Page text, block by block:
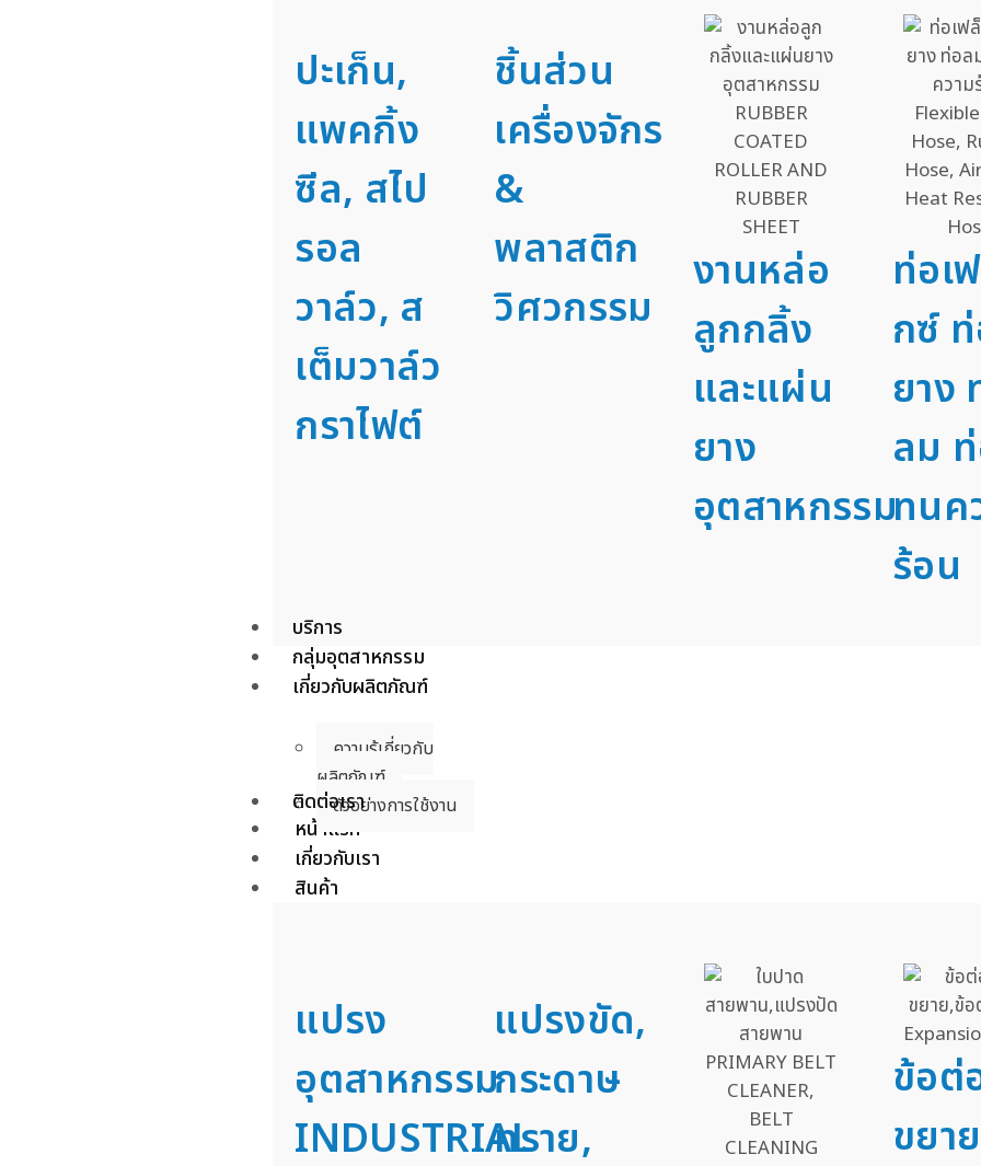
ปะเก็น,
แพคกิ้ง
ซีล, สไป
รอล
วาล์ว, ส
เต็มวาล์ว
กราไฟต์
ชิ้นส่วน
เครื่องจักร
&
พลาสติก
วิศวกรรม
งานหล่อ
ลูกกลิ้ง
และแผ่น
ยาง
อุตสาหกรรม
ท่อเ
กซ์
ยาง
ลม
ทนค
ร้อน
บริการ
กลุ่มอุตสาหกรรม
เกี่ยวกับผลิตภัณฑ์
ความรู้เกี่ยวกับ
ผลิตภัณฑ์
ตัวอย่างการใช้งาน
ติดต่อเรา
หน้าแรก
เกี่ยวกับเรา
สินค้า
แปรง
อุตสาหกรรม
INDUSTRIAL
แปรงขัด,
กระดาษ
ทราย,
ข้อต่
ขยา